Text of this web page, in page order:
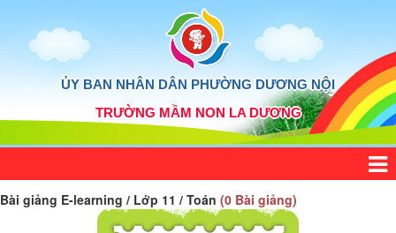
ỦY BAN NHÂN DÂN PHƯỜNG DƯƠNG NỘI
TRƯỜNG MẦM NON LA DƯƠNG
Bài giảng E-learning / Lớp 11 / Toán (0 Bài giảng)